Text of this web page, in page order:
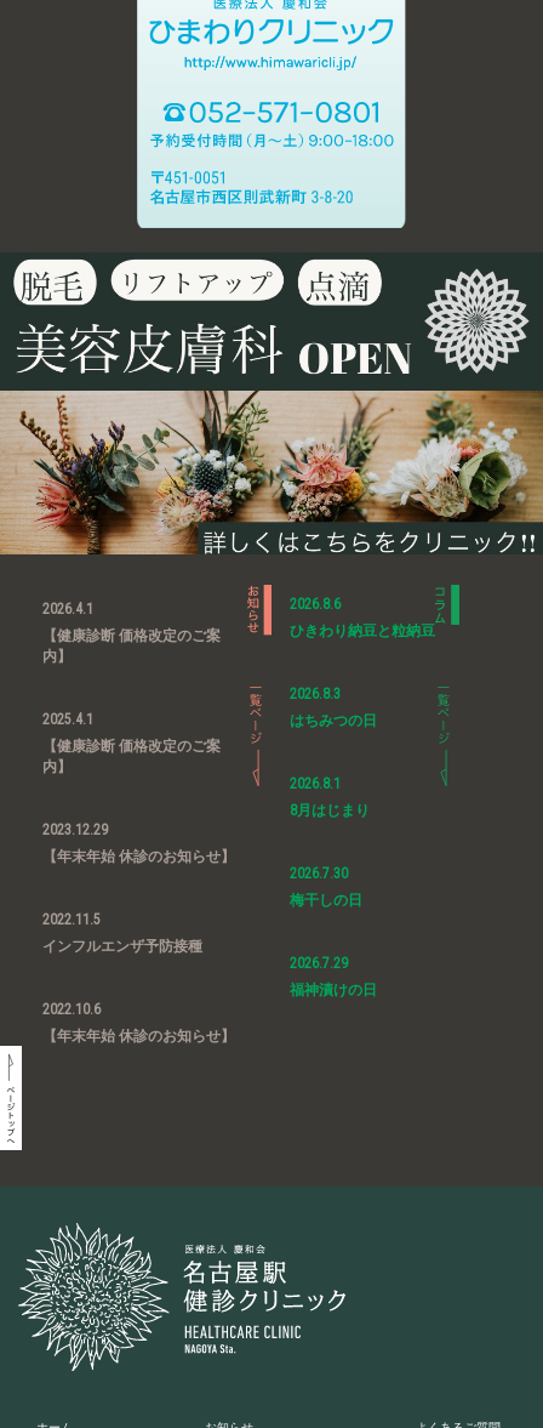
2026.4.1
【健康診断 価格改定のご案
内】
2025.4.1
【健康診断 価格改定のご案
内】
2023.12.29
【年末年始 休診のお知らせ】
2022.11.5
インフルエンザ予防接種
2022.10.6
【年末年始 休診のお知らせ】
2026.8.6
ひきわり納豆と粒納豆
2026.8.3
はちみつの日
2026.8.1
8月はじまり
2026.7.30
梅干しの日
2026.7.29
福神漬けの日